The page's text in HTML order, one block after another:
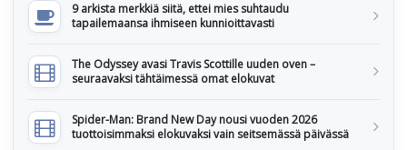
9 arkista merkkiä siitä, ettei mies suhtaudu
tapailemaansa ihmiseen kunnioittavasti
The Odyssey avasi Travis Scottille uuden oven –
seuraavaksi tähtäimessä omat elokuvat
Spider-Man: Brand New Day nousi vuoden 2026
tuottoisimmaksi elokuvaksi vain seitsemässä päivässä